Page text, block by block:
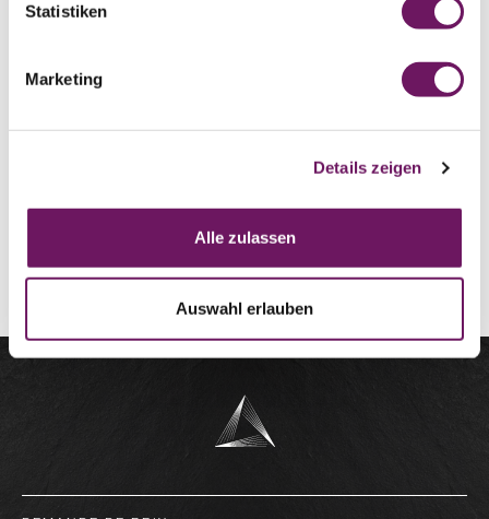
Statistiken
Marketing
Details zeigen
Alle zulassen
Auswahl erlauben
Avec de très bonnes propriétés d’allumage, un type
plus au cœur des discussions en raison de ses 2 % de
thorium radioactif.
COMMANDER MAINTENANT